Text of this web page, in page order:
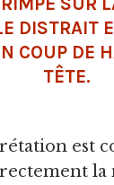
DISTRAIT
COUP DE
TÊTE.
est
la